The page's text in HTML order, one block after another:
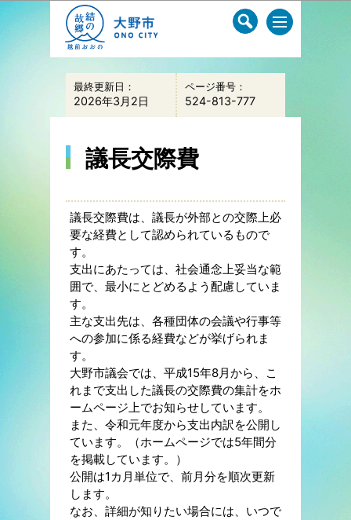
このページの本文へ移動
最終更新日：
2026年3月2日
ページ番号：
524-813-777
議長交際費
議長交際費は、議長が外部との交際上必
要な経費として認められているもので
す。
支出にあたっては、社会通念上妥当な範
囲で、最小にとどめるよう配慮していま
す。
主な支出先は、各種団体の会議や行事等
への参加に係る経費などが挙げられま
す。
大野市議会では、平成15年8月から、こ
れまで支出した議長の交際費の集計をホ
ームページ上でお知らせしています。
また、令和元年度から支出内訳を公開し
ています。（ホームページでは5年間分
を掲載しています。）
公開は1カ月単位で、前月分を順次更新
します。
なお、詳細が知りたい場合には、いつで